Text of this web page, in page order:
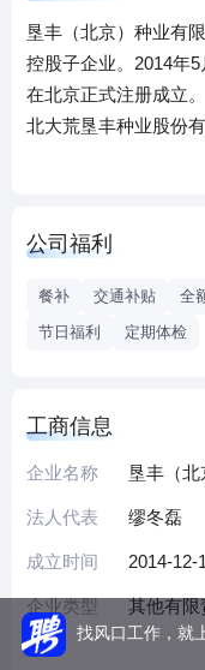
垦丰（北京）种业有
控股子企业。2014年
在北京正式注册成立。
北大荒垦丰种业股份
生产、加工、销售、
农业部首批32家“育繁
成为种业信用明星企
三板创新层企业。
垦丰（北京）种业融
性好的优良品种，并
术服务系统和营销创
国农业发展和粮食安
公司福利
餐补 交通补贴 全
节日福利
定期体检
工商信息
企业名称 垦丰（北
法人代表 缪冬磊
成立时间 2014-12-
企业类型 其他有限
找风口工作，就